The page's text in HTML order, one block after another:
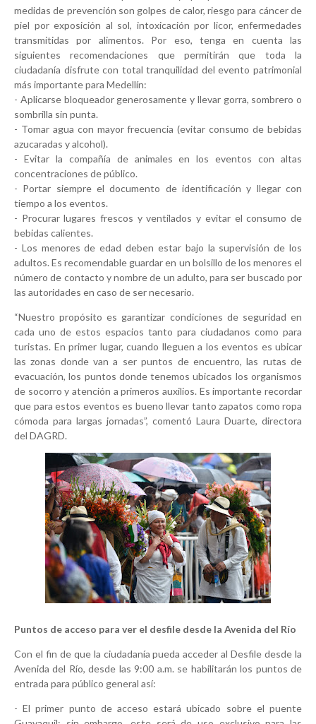
medidas de prevención son golpes de calor, riesgo para cáncer de
piel por exposición al sol, intoxicación por licor, enfermedades
transmitidas por alimentos. Por eso, tenga en cuenta las
siguientes recomendaciones que permitirán que toda la
ciudadanía disfrute con total tranquilidad del evento patrimonial
más importante para Medellín:
- Aplicarse bloqueador generosamente y llevar gorra, sombrero o
sombrilla sin punta.
- Tomar agua con mayor frecuencia (evitar consumo de bebidas
azucaradas y alcohol).
- Evitar la compañía de animales en los eventos con altas
concentraciones de público.
- Portar siempre el documento de identificación y llegar con
tiempo a los eventos.
- Procurar lugares frescos y ventilados y evitar el consumo de
bebidas calientes.
- Los menores de edad deben estar bajo la supervisión de los
adultos. Es recomendable guardar en un bolsillo de los menores el
número de contacto y nombre de un adulto, para ser buscado por
las autoridades en caso de ser necesario.
“Nuestro propósito es garantizar condiciones de seguridad en
cada uno de estos espacios tanto para ciudadanos como para
turistas. En primer lugar, cuando lleguen a los eventos es ubicar
las zonas donde van a ser puntos de encuentro, las rutas de
evacuación, los puntos donde tenemos ubicados los organismos
de socorro y atención a primeros auxilios. Es importante recordar
que para estos eventos es bueno llevar tanto zapatos como ropa
cómoda para largas jornadas”, comentó Laura Duarte, directora
del DAGRD.
Puntos de acceso para ver el desfile desde la Avenida del Río
Con el fin de que la ciudadanía pueda acceder al Desfile desde la
Avenida del Río, desde las 9:00 a.m. se habilitarán los puntos de
entrada para público general así:
- El primer punto de acceso estará ubicado sobre el puente